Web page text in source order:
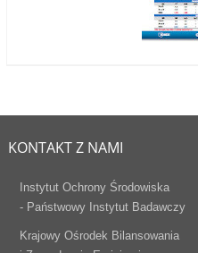
KONTAKT Z NAMI
Instytut Ochrony Środowiska
- Państwowy Instytut Badawczy
Krajowy Ośrodek Bilansowania